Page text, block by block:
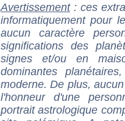
Avertissement: ces
informatiquement pour
aucun caractère
significations des
signes et/ou en
dominantes
moderne. De plus,
l'honneur d'une
portrait astrologique